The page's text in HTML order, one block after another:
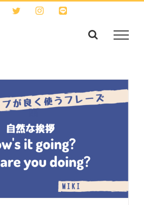
FacebookTwitterInstagram
LINE